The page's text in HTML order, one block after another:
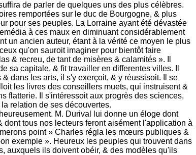
de parler de quelques uns des plus célèbres.
remportées sur le duc de Bourgogne, & plus
pour ses peuples. La Lorraine ayant été dévastée
à ces maux en diminuant considérablement
un ancien auteur, étant à la vérité ce moyen le plus
qu'on sauroit imaginer pour bientôt faire
& recreu, de tant de misères & calamités ». Il
sa capitale, & fit travailler en differentes villes. Il
dans les arts, il s'y exerçoit, & y réussisoit. Il se
les livres des conseillers muets, qui instruisent &
flatterie. Il s'intéressoit aux progrès des sciences,
relation de ses découvertes.
M. Durival lui donne un éloge dont
dont tous nos lecteurs feront aisément l'application à
point » Charles régla les mœurs publiques &
exemple ». Heureux les peuples qui trouvent dans
auxquels ils doivent obéir, & des modèles qu'ils